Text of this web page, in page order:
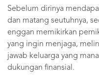
Sebelum dirinya
dan matang seutuhnya,
enggan memikirkan
yang ingin menjaga,
jawab keluarga yang
dukungan finansial.